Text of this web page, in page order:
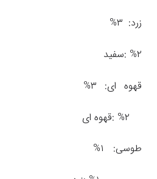
زرد:
۲% :سفید
قهوه